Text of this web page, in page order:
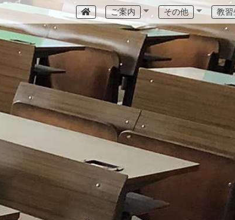
ご案内 その他 教習